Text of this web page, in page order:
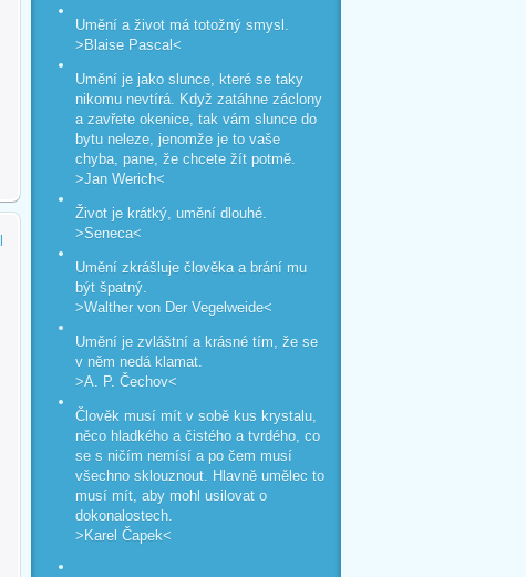
Umění a život má totožný smysl.
>Blaise Pascal<
Umění je jako slunce, které se taky
nikomu nevtírá. Když zatáhne záclony
a zavřete okenice, tak vám slunce do
bytu neleze, jenomže je to vaše
chyba, pane, že chcete žít potmě.
>Jan Werich<
Život je krátký, umění dlouhé.
>Seneca<
Umění zkrášluje člověka a brání mu
být špatný.
>Walther von Der Vegelweide<
Umění je zvláštní a krásné tím, že se
v něm nedá klamat.
>A. P. Čechov<
Člověk musí mít v sobě kus krystalu,
něco hladkého a čistého a tvrdého, co
se s ničím nemísí a po čem musí
všechno sklouznout. Hlavně umělec to
musí mít, aby mohl usilovat o
dokonalostech.
>Karel Čapek<